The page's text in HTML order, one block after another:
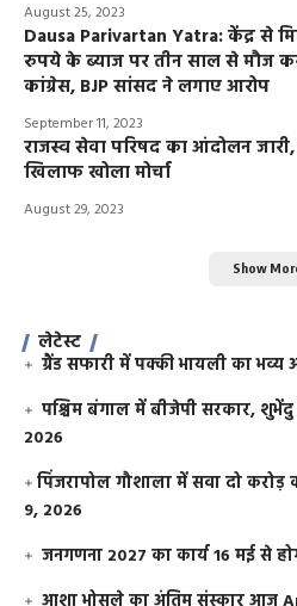
August 25, 2023
Dausa Parivartan Yatra: केंद्र से
रुपये के ब्याज पर तीन साल से मौज
कांग्रेस, BJP सांसद ने लगाए आरोप
September 11, 2023
राजस्व सेवा परिषद का आंदोलन
खिलाफ खोला मोर्चा
August 29, 2023
Show
लेटेस्ट
ग्रैंड सफारी में पक्की भायली का
पश्चिम बंगाल में बीजेपी सरकार, शुभेंदु
2026
​पिंजरापोल गौशाला में सवा दो करोड़
9, 2026
जनगणना 2027 का कार्य 16 मई से